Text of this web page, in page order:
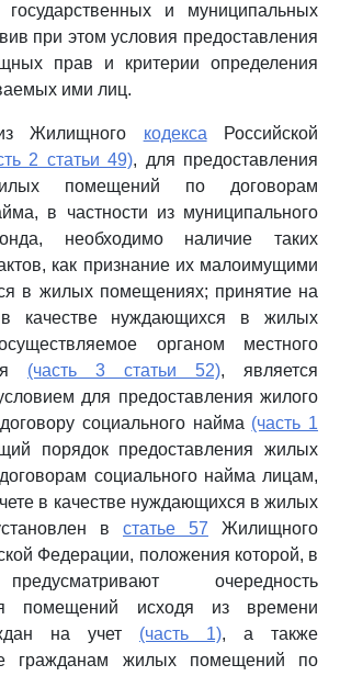
и муниципальных
при этом условия предоставления
прав и критерии определения
ими лиц.
Жилищного кодекса Российской
2 статьи 49), для предоставления
помещений по договорам
в частности из муниципального
необходимо наличие таких
как признание их малоимущими
в жилых помещениях; принятие на
качестве нуждающихся в жилых
органом местного
(часть 3 статьи 52), является
для предоставления жилого
социального найма (часть 1
порядок предоставления жилых
социального найма лицам,
в качестве нуждающихся в жилых
в статье 57 Жилищного
Федерации, положения которой, в
очередность
помещений исходя из времени
на учет (часть 1), а также
гражданам жилых помещений по